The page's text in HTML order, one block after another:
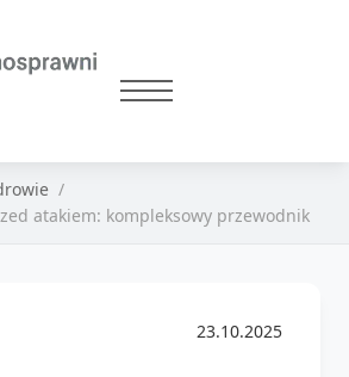
atakiem: kompleksowy przewodnik
23.10.2025